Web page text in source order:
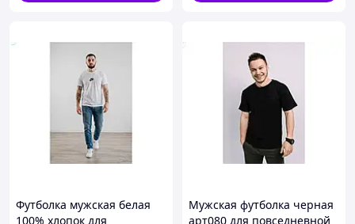
Футболка мужская белая
100% хлопок для
Мужская футболка черная
арт080 для повседневной